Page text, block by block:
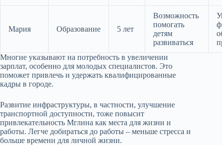
Мария Образование 5 лет
Возможность
помогать
детям
развиваться
Многие указывают на потребность в увеличении
зарплат, особенно для молодых специалистов. Это
поможет привлечь и удержать квалифицированные
кадры в городе.
Развитие инфраструктуры, в частности, улучшение
транспортной доступности, тоже повысит
привлекательность Мглина как места для жизни и
работы. Легче добираться до работы – меньше стресса и
больше времени для личной жизни.